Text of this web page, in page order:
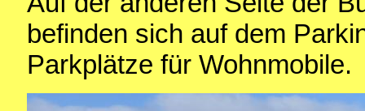
befinden sich auf dem
Parkplätze für Wohnmobile.